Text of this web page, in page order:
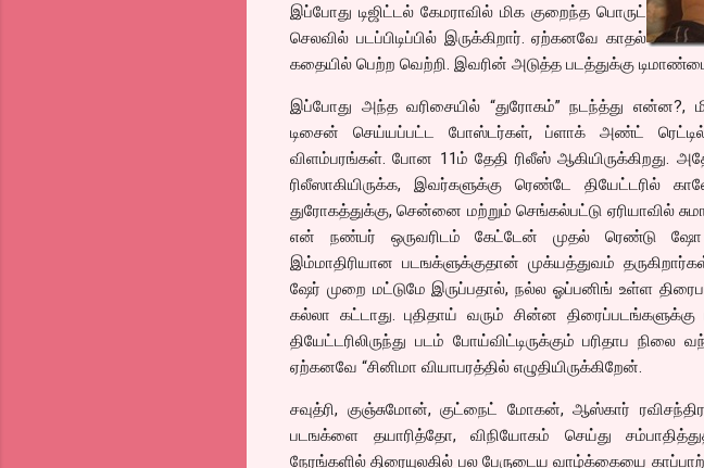
இப்போது டிஜிட்டல் கேமராவில் மிக குறைந்த பொருட்
செலவில் படப்பிடிப்பில் இருக்கிறார். ஏற்கனவே காதல்
கதையில் பெற்ற வெற்றி. இவரின் அடுத்த படத்துக்கு டிமாண்டை
இப்போது அந்த வரிசையில் “துரோகம்” நடந்த்து என்ன?,
டிசைன் செய்யப்பட்ட போஸ்டர்கள், ப்ளாக் அண்ட்
விளம்பரங்கள். போன 11ம் தேதி ரிலீஸ் ஆகியிருக்கிறது.
ரிலீஸாகியிருக்க, இவர்களுக்கு ரெண்டே
துரோகத்துக்கு, சென்னை மற்றும் செங்கல்பட்டு ஏரியாவில்
என் நண்பர் ஒருவரிடம் கேட்டேன் முதல் ரெண்டு ஷோ
இம்மாதிரியான படஙக்ளுக்குதான் முக்யத்துவம்
ஷேர் முறை மட்டுமே இருப்பதால், நல்ல ஓப்பனிங் உள்ள
கல்லா கட்டாது. புதிதாய் வரும் சின்ன
தியேட்டரிலிருந்து படம் போய்விட்டிருக்கும் பரிதாப
ஏற்கனவே “சினிமா வியாபரத்தில் எழுதியிருக்கிறேன்.
சவுத்ரி, குஞ்சுமோன், குட்நைட் மோகன், ஆஸ்கார்
படஙக்ளை தயாரித்தோ, விநியோகம் செய்து
நேரங்களில் திரையுலகில் பல பேருடைய வாழ்க்கையை